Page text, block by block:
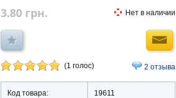
3.80 грн. Нет в наличии
(1 голос) 2 отзыва
Код товара: 19611